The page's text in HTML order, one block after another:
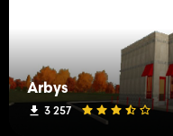
Arbys
3 257